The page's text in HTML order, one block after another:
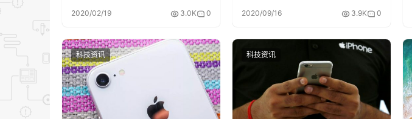
2020/02/19 3.0K 0 2020/09/16 3.9K 0
科技资讯 科技资讯